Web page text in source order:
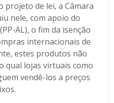
projeto de lei, a Câmara
nele, com apoio do
AL), o fim da isenção
internacionais de
estes produtos não
qual lojas virtuais como
vendê-los a preços